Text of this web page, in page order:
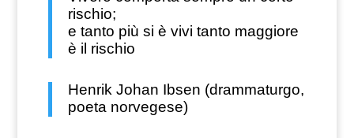
rischio;
e tanto più si è vivi tanto maggiore
è il rischio
Henrik Johan Ibsen (drammaturgo,
poeta norvegese)